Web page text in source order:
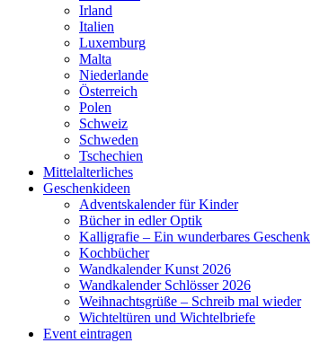
Irland
Italien
Luxemburg
Malta
Niederlande
Österreich
Polen
Schweiz
Schweden
Tschechien
Mittelalterliches
Geschenkideen
Adventskalender für Kinder
Bücher in edler Optik
Kalligrafie – Ein wunderbares Geschenk
Kochbücher
Wandkalender Kunst 2026
Wandkalender Schlösser 2026
Weihnachtsgrüße – Schreib mal wieder
Wichteltüren und Wichtelbriefe
Event eintragen